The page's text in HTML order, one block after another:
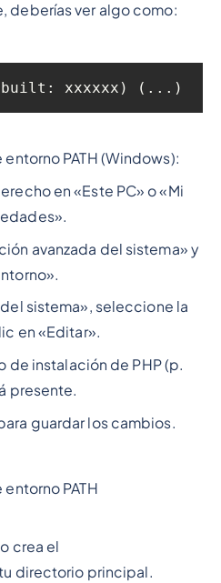
deberías ver algo como:
xxxxxx) (...)
PATH (Windows):
en «Este PC» o «Mi
avanzada del sistema» y
sistema», seleccione la
en «Editar».
de instalación de PHP (p.
presente.
guardar los cambios.
PATH
crea el
directorio principal.